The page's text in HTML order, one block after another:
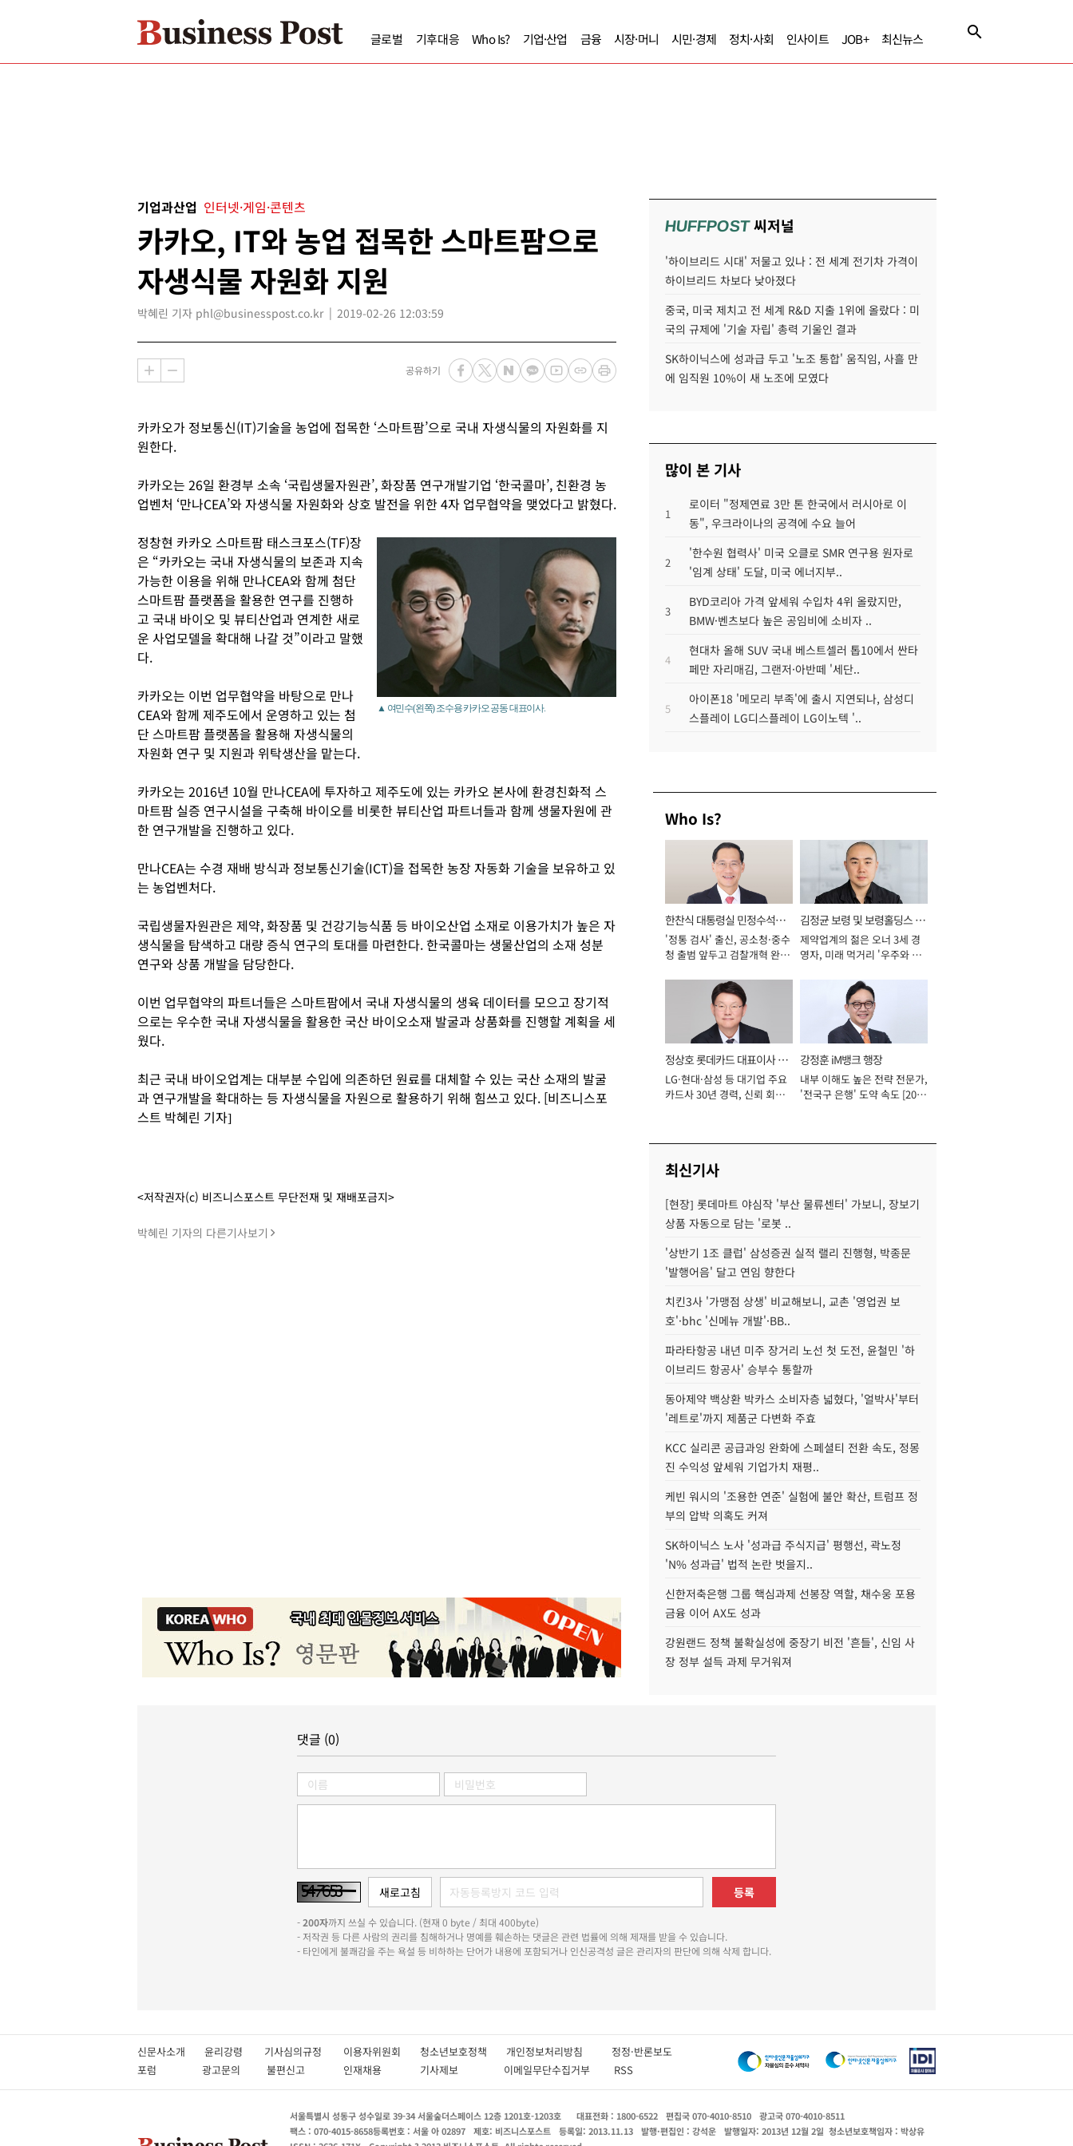
글로벌 기후대응 Who Is? 기업·산업 금융 시장·머니 시민·경제 정치·사회 인사이트 JOB+ 최신뉴스
기업과산업 인터넷·게임·콘텐츠
카카오, IT와 농업 접목한 스마트팜으로
자생식물 자원화 지원
박혜린 기자 phl@businesspost.co.kr 2019-02-26 12:03:59
공유하기
카카오가 정보통신(IT)기술을 농업에 접목한 ‘스마트팜’으로 국내 자생식물의 자원화를 지
원한다.
카카오는 26일 환경부 소속 ‘국립생물자원관’, 화장품 연구개발기업 ‘한국콜마’, 친환경 농
업벤처 ‘만나CEA’와 자생식물 자원화와 상호 발전을 위한 4자 업무협약을 맺었다고 밝혔다.
▲ 여민수(왼쪽) 조수용 카카오 공동 대표이사.
정창현 카카오 스마트팜 태스크포스(TF)장
은 “카카오는 국내 자생식물의 보존과 지속
가능한 이용을 위해 만나CEA와 함께 첨단
스마트팜 플랫폼을 활용한 연구를 진행하
고 국내 바이오 및 뷰티산업과 연계한 새로
운 사업모델을 확대해 나갈 것”이라고 말했
다.
카카오는 이번 업무협약을 바탕으로 만나
CEA와 함께 제주도에서 운영하고 있는 첨
단 스마트팜 플랫폼을 활용해 자생식물의
자원화 연구 및 지원과 위탁생산을 맡는다.
카카오는 2016년 10월 만나CEA에 투자하고 제주도에 있는 카카오 본사에 환경친화적 스
마트팜 실증 연구시설을 구축해 바이오를 비롯한 뷰티산업 파트너들과 함께 생물자원에 관
한 연구개발을 진행하고 있다.
만나CEA는 수경 재배 방식과 정보통신기술(ICT)을 접목한 농장 자동화 기술을 보유하고 있
는 농업벤처다.
국립생물자원관은 제약, 화장품 및 건강기능식품 등 바이오산업 소재로 이용가치가 높은 자
생식물을 탐색하고 대량 증식 연구의 토대를 마련한다. 한국콜마는 생물산업의 소재 성분
연구와 상품 개발을 담당한다.
이번 업무협약의 파트너들은 스마트팜에서 국내 자생식물의 생육 데이터를 모으고 장기적
으로는 우수한 국내 자생식물을 활용한 국산 바이오소재 발굴과 상품화를 진행할 계획을 세
웠다.
최근 국내 바이오업계는 대부분 수입에 의존하던 원료를 대체할 수 있는 국산 소재의 발굴
과 연구개발을 확대하는 등 자생식물을 자원으로 활용하기 위해 힘쓰고 있다. [비즈니스포
스트 박혜린 기자]
<저작권자(c) 비즈니스포스트 무단전재 및 재배포금지>
박혜린 기자의 다른기사보기
HUFFPOST씨저널
'하이브리드 시대' 저물고 있나 : 전 세계 전기차 가격이
하이브리드 차보다 낮아졌다
중국, 미국 제치고 전 세계 R&D 지출 1위에 올랐다 : 미
국의 규제에 '기술 자립' 총력 기울인 결과
SK하이닉스에 성과급 두고 '노조 통합' 움직임, 사흘 만
에 임직원 10%이 새 노조에 모였다
많이 본 기사
1
로이터 "정제연료 3만 톤 한국에서 러시아로 이
동", 우크라이나의 공격에 수요 늘어
2
'한수원 협력사' 미국 오클로 SMR 연구용 원자로
'임계 상태' 도달, 미국 에너지부..
3
BYD코리아 가격 앞세워 수입차 4위 올랐지만,
BMW·벤츠보다 높은 공임비에 소비자 ..
4
현대차 올해 SUV 국내 베스트셀러 톱10에서 싼타
페만 자리매김, 그랜저·아반떼 '세단..
5
아이폰18 '메모리 부족'에 출시 지연되나, 삼성디
스플레이 LG디스플레이 LG이노텍 '..
Who Is?
한찬식 대통령실 민정수석비
서관
'정통 검사' 출신, 공소청·중수
청 출범 앞두고 검찰개혁 완수
김정균 보령 및 보령홀딩스 대
표이사 사장
제약업계의 젊은 오너 3세 경
영자, 미래 먹거리 '우주와 헬
정상호 롯데카드 대표이사 사
장
LG·현대·삼성 등 대기업 주요
카드사 30년 경력, 신뢰 회복
강정훈 iM뱅크 행장
내부 이해도 높은 전략 전문가,
'전국구 은행' 도약 속도 [2026
최신기사
[현장] 롯데마트 야심작 '부산 물류센터' 가보니, 장보기
상품 자동으로 담는 '로봇 ..
'상반기 1조 클럽' 삼성증권 실적 랠리 진행형, 박종문
'발행어음' 달고 연임 향한다
치킨3사 '가맹점 상생' 비교해보니, 교촌 '영업권 보
호'·bhc '신메뉴 개발'·BB..
파라타항공 내년 미주 장거리 노선 첫 도전, 윤철민 '하
이브리드 항공사' 승부수 통할까
동아제약 백상환 박카스 소비자층 넓혔다, '얼박사'부터
'레트로'까지 제품군 다변화 주효
KCC 실리콘 공급과잉 완화에 스페셜티 전환 속도, 정몽
진 수익성 앞세워 기업가치 재평..
케빈 워시의 '조용한 연준' 실험에 불안 확산, 트럼프 정
부의 압박 의혹도 커져
SK하이닉스 노사 '성과급 주식지급' 평행선, 곽노정
'N% 성과급' 법적 논란 벗을지..
신한저축은행 그룹 핵심과제 선봉장 역할, 채수웅 포용
금융 이어 AX도 성과
강원랜드 정책 불확실성에 중장기 비전 '흔들', 신임 사
장 정부 설득 과제 무거워져
댓글 (0)
등록
-200자까지 쓰실 수 있습니다. (현재 0 byte / 최대 400byte)
- 저작권 등 다른 사람의 권리를 침해하거나 명예를 훼손하는 댓글은 관련 법률에 의해 제재를 받을 수 있습니다.
- 타인에게 불쾌감을 주는 욕설 등 비하하는 단어가 내용에 포함되거나 인신공격성 글은 관리자의 판단에 의해 삭제 합니다.
신문사소개 윤리강령 기사심의규정 이용자위원회 청소년보호정책 개인정보처리방침 정정·반론보도
포럼
광고문의 불편신고 인재채용 기사제보 이메일무단수집거부 RSS
서울특별시 성동구 성수일로 39-34 서울숲더스페이스 12층 1201호-1203호 대표전화 : 1800-6522 편집국 070-4010-8510
광고국 070-4010-8511
팩스 : 070-4015-8658등록번호 : 서울 아 02897 제호: 비즈니스포스트 등록일: 2013.11.13 발행·편집인 : 강석운 발행일자: 2013년 12월 2일 청소년보호책임자 : 박상유